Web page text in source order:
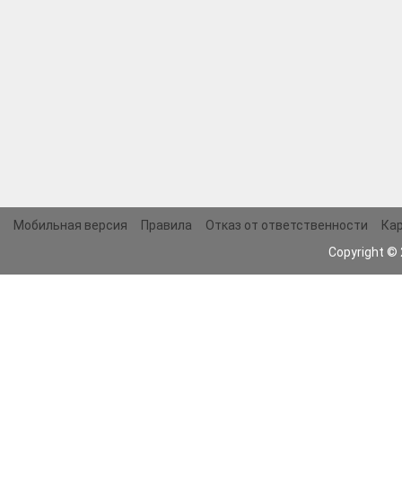
Мобильная версия Правила Отказ от ответственности
Copyright ©